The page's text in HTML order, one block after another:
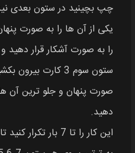
یکی از آن ها را به صورت
را به صورت آشکار قرار دهید
صورت پنهان و جلو ترین آن
دهید.